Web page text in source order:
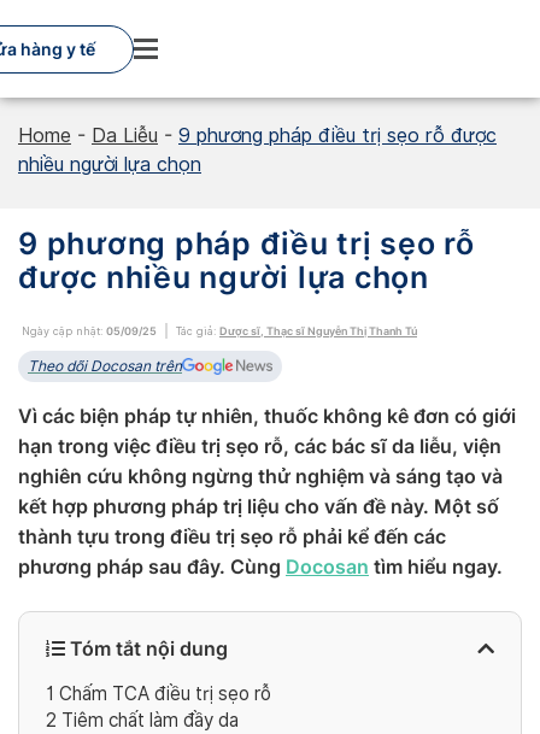
to
content
hàng y tế
Home - Da Liễu - 9 phương pháp điều trị sẹo rỗ được
nhiều người lựa chọn
9 phương pháp điều trị sẹo rỗ
được nhiều người lựa chọn
Ngày cập nhật: 05/09/25 Tác giả: Dược sĩ, Thạc sĩ Nguyễn Thị Thanh Tú
Theo dõi Docosan trên
Vì các biện pháp tự nhiên, thuốc không kê đơn có giới
hạn trong việc điều trị sẹo rỗ, các bác sĩ da liễu, viện
nghiên cứu không ngừng thử nghiệm và sáng tạo và
kết hợp phương pháp trị liệu cho vấn đề này. Một số
thành tựu trong điều trị sẹo rỗ phải kể đến các
phương pháp sau đây. Cùng Docosan tìm hiểu ngay.
Tóm tắt nội dung
1 Chấm TCA điều trị sẹo rỗ
2 Tiêm chất làm đầy da